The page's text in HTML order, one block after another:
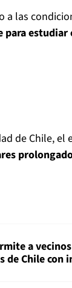
a las
de Chile,
a
de Chile